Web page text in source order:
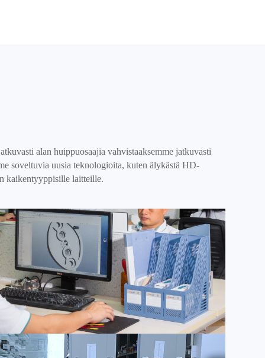
alan huippuosaajia vahvistaaksemme jatkuvasti
soveltuvia uusia teknologioita, kuten älykästä HD-
kaikentyyppisille laitteille.